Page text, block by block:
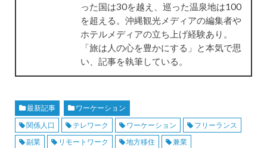
った国は30を越え、巡った温泉地は100
を超える。沖縄観光メディアの編集者や
ホテルメディアの立ち上げ経験あり。
「旅は人の心を豊かにする」と本気で思
い、記事を執筆している。
最新記事
ワーケーション
関係人口
テレワーク ワーケーション
フリーランス
副業
リモートワーク 地方移住
兼業